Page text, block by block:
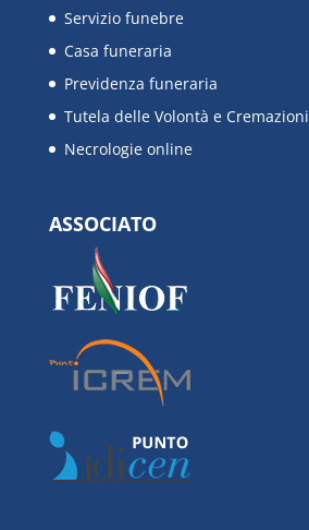
Servizio funebre
Casa funeraria
Previdenza funeraria
Tutela delle Volontà e Cremazioni
Necrologie online
ASSOCIATO